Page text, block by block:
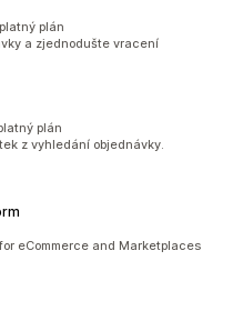
plán
a zjednodušte vracení
plán
z vyhledání objednávky.
eCommerce and Marketplaces